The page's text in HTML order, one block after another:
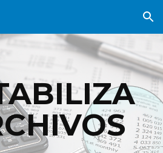
Skip to navigation